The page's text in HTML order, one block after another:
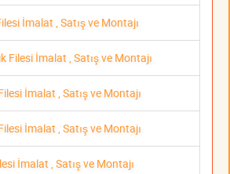
İmalat , Satış ve Montajı
Filesi İmalat , Satış ve Montajı
İmalat , Satış ve Montajı
İmalat , Satış ve Montajı
İmalat , Satış ve Montajı